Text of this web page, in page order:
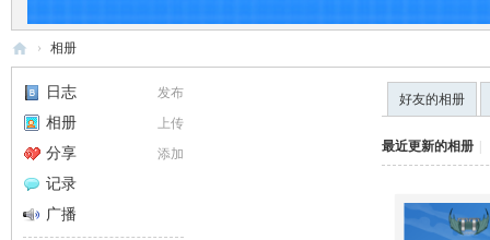
白
码
› 相册
发布
日志
上传
相册
添加
分享
记录
广播
好友的相册
最近更新的相册 |